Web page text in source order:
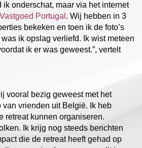
ik onderschat, maar via het internet
Portugal . Wij hebben in 3
bekeken en toen ik de foto’s
ik opslag verliefd. Ik wist meteen
ik er was geweest.”, vertelt
vooral bezig geweest met het
van vrienden uit België. Ik heb
retreat kunnen organiseren.
Ik krijg nog steeds berichten
die de retreat heeft gehad op